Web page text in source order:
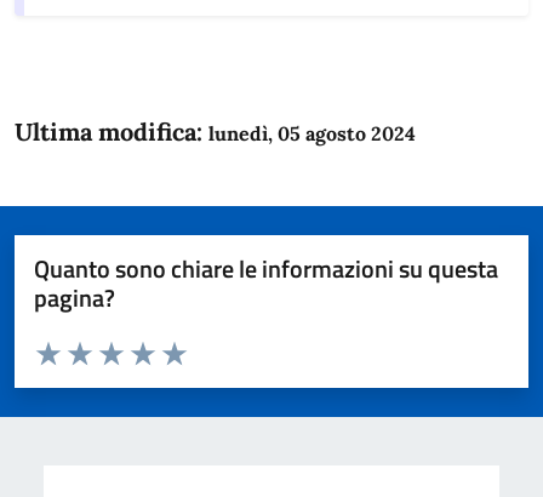
Ultima modifica: lunedì, 05 agosto 2024
Quanto sono chiare le informazioni su questa
pagina?
Domanda
Valuta da 1 a 5 stelle la pagina
Valuta 5 stelle su 5
Valuta 4 stelle su 5
Valuta 3 stelle su 5
Valuta 2 stelle su 5
Valuta 1 stelle su 5